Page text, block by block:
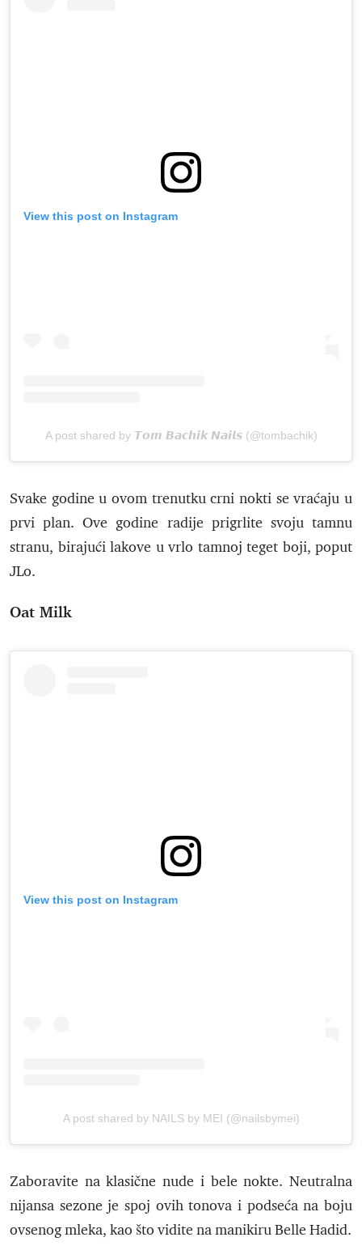
View this post on Instagram
A post shared by 𝙏𝙤𝙢 𝘽𝙖𝙘𝙝𝙞𝙠 𝙉𝙖𝙞𝙡𝙨 (@tombachik)
Svake godine u ovom trenutku crni nokti se vraćaju u
prvi plan. Ove godine radije prigrlite svoju tamnu
stranu, birajući lakove u vrlo tamnoj teget boji, poput
JLo.
Oat Milk
View this post on Instagram
A post shared by NAILS by MEI (@nailsbymei)
Zaboravite na klasične nude i bele nokte. Neutralna
nijansa sezone je spoj ovih tonova i podseća na boju
ovsenog mleka, kao što vidite na manikiru Belle Hadid.